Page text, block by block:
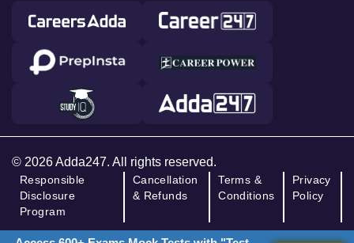
© 2026 Adda247. All rights reserved.
Responsible
Disclosure
Program
Cancellation
& Refunds
Terms &
Conditions
Privacy
Policy